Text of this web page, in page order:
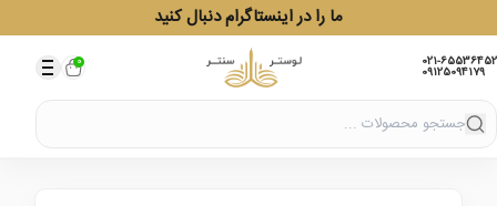
ما را در اینستاگرام دنبال کنید
021-65536452
09125094179
0